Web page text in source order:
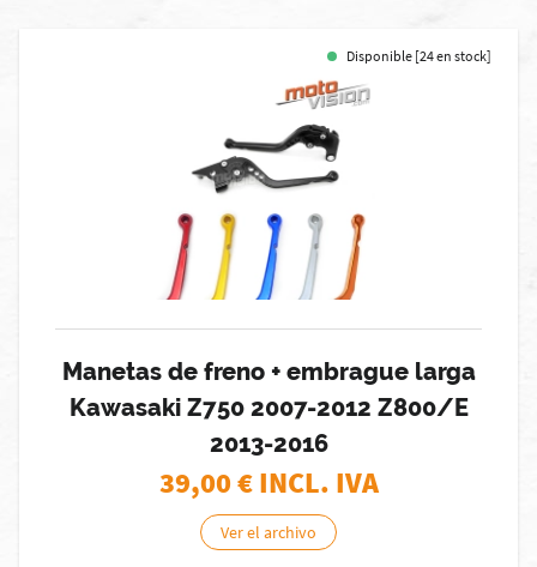
Disponible [24 en stock]
Manetas de freno + embrague larga
Kawasaki Z750 2007-2012 Z800/E
2013-2016
39,00€ INCL. IVA
Ver el archivo